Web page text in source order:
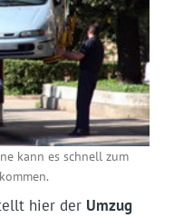
kann es schnell zum
hier der Umzug